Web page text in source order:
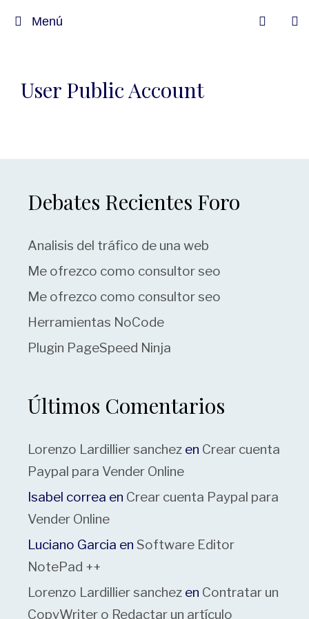
Menú
User Public Account
Debates Recientes Foro
Analisis del tráfico de una web
Me ofrezco como consultor seo
Me ofrezco como consultor seo
Herramientas NoCode
Plugin PageSpeed Ninja
Últimos Comentarios
Lorenzo Lardillier sanchez en Crear cuenta
Paypal para Vender Online
Isabel correa en Crear cuenta Paypal para
Vender Online
Luciano Garcia en Software Editor
NotePad ++
Lorenzo Lardillier sanchez en Contratar un
CopyWriter o Redactar un artículo